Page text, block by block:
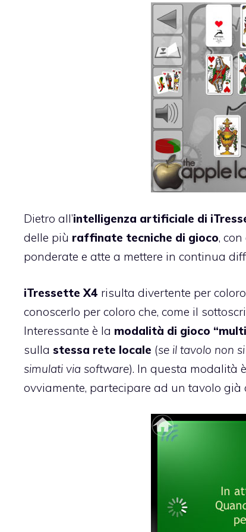
Dietro all’intelligenza artificiale di
delle più raffinate tecniche di gioco,
ponderate e atte a mettere in continua
iTressette X4 risulta divertente per
conoscerlo per coloro che, come il
Interessante è la modalità di gioco
sulla stessa rete locale (se il tavolo non
simulati via software). In questa modalità
ovviamente, partecipare ad un tavolo già